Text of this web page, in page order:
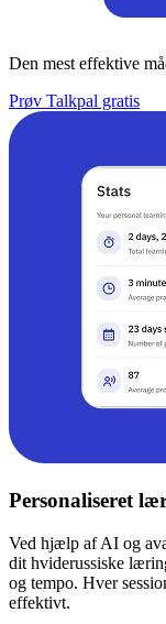
Den mest effektive
Prøv Talkpal gratis
Personaliseret
Ved hjælp af AI og
dit hviderussiske
og tempo. Hver
effektivt.